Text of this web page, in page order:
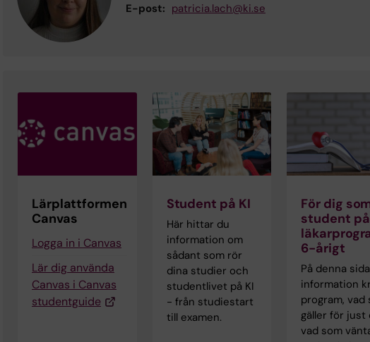
E-post: patricia.lach@ki.se
Lärplattformen
Canvas
Logga in i Canvas
Lär dig använda
Canvas i Canvas
studentguide
Student på KI
Här hittar du
information om
sådant som rör
dina studier och
studentlivet på KI
- från studiestart
till examen.
För dig
student på
6-årigt
På denna
information
program, vad
gäller för just
vad som